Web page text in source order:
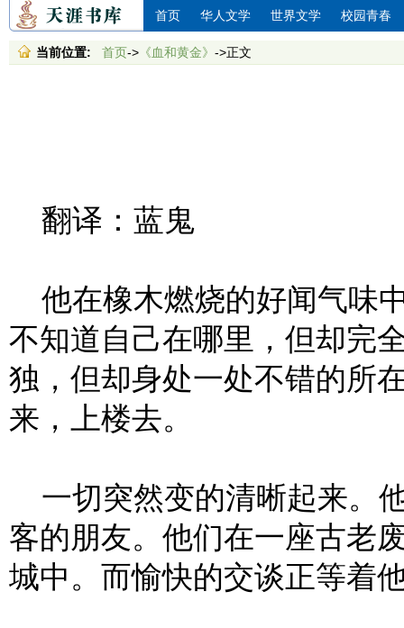
首页 华人文学 世界文学 校园青春
当前位置: 首页-> 《血和黄金》 ->正文
翻译：蓝鬼
他在橡木燃烧的好闻气味
不知道自己在哪里，但却完
独，但却身处一处不错的所
来，上楼去。
一切突然变的清晰起来。
客的朋友。他们在一座古老
城中。而愉快的交谈正等着